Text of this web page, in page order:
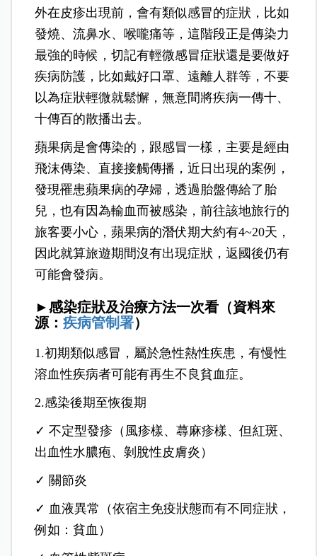
外在皮疹出現前，會有類似感冒的症狀，比如
發燒、流鼻水、喉嚨痛等，這階段正是傳染力
最強的時候，切記有輕微感冒症狀還是要做好
疾病防護，比如戴好口罩、遠離人群等，不要
以為症狀輕微就鬆懈，無意間將疾病一傳十、
十傳百的散播出去。
蘋果病是會傳染的，跟感冒一樣，主要是經由
飛沫傳染、直接接觸傳播，近日出現的案例，
發現罹患蘋果病的孕婦，透過胎盤傳給了胎
兒，也有因為輸血而被感染，前往該地旅行的
旅客要小心，蘋果病的潛伏期大約有4~20天，
因此就算旅遊期間沒有出現症狀，返國後仍有
可能會發病。
►感染症狀及治療方法一次看（資料來
源：疾病管制署）
1.初期類似感冒，屬於急性熱性疾患，有慢性
溶血性疾病者可能有再生不良貧血症。
2.感染後期至恢復期
✓ 不定型發疹（風疹樣、蕁麻疹樣、但紅斑、
出血性水膿疱、剝脫性皮膚炎）
✓ 關節炎
✓ 血液異常（依宿主免疫狀態而有不同症狀，
例如：貧血）